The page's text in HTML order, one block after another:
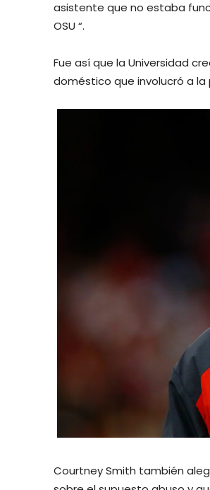
asistente que no estaba
OSU “.
Fue así que la Universidad
doméstico que involucró a
Courtney Smith también